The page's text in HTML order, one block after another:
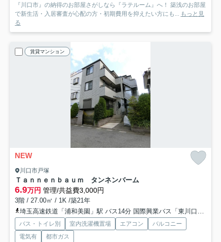
『川口市』の納得のお部屋さがしなら『ラテルーム』へ！ 築浅のお部屋
で新生活・入居審査が心配の方・初期費用を抑えたい方にも... もっと見
る
賃貸マンション
NEW
川口市戸塚
Ｔａｎｎｅｎｂａｕｍ タンネンバーム
6.9万円 管理/共益費3,000円
3階 / 27.00㎡ / 1K /築21年
埼玉高速鉄道「浦和美園」駅 バス14分 国際興業バス「東川口駅北口」 停歩10分
バス・トイレ別 室内洗濯機置場 エアコン
バルコニー
電気有
都市ガス